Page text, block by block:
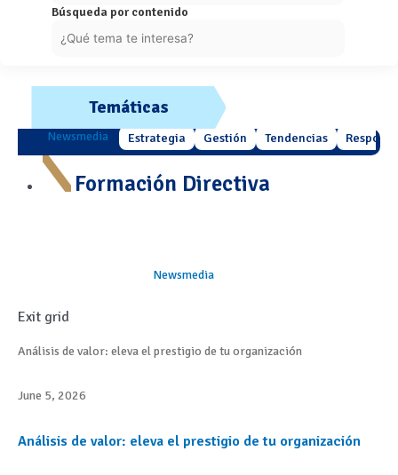
Búsqueda por contenido
Temáticas
Newsmedia Estrategia Gestión Tendencias
Formación Directiva
Newsmedia
Exit grid
Análisis de valor: eleva el prestigio de tu organización
June 5, 2026
Análisis de valor: eleva el prestigio de tu organización